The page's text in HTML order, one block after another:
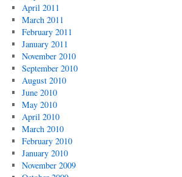
April 2011
March 2011
February 2011
January 2011
November 2010
September 2010
August 2010
June 2010
May 2010
April 2010
March 2010
February 2010
January 2010
November 2009